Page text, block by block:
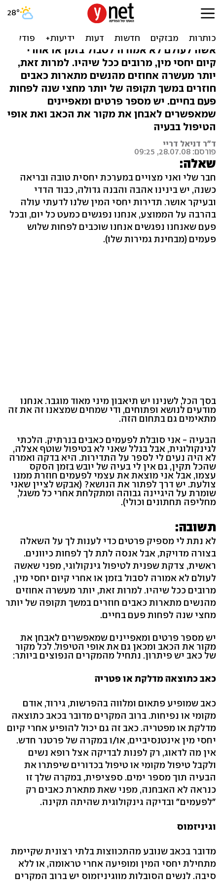
"לשנינו תיאבון מיני מוגבר,
אבל זה כואב לי"
אשה לעולם לא אמורה לסבול בזמן או אחרי
קיום יחסי מין, מרובים ככל שיהיו. למרות זאת,
יותר מעשרה אחוזים מהנשים מתארות כאבים
חוזרים במשך תקופה של יותר מחצי שנה לפחות
פעם בחיים. יש מספר פרטים ומאפיינים
שמאפשרים לאבחן את מקור את הכאב ואת אופי
הטיפול בבעיה
ד"ר דניאל דריי
פורסם: 28.07.08, 09:25
שאלה:
חבר שלי ואני מצויים במערכת יחסית טובה ובריאה
כשנה, יש בינינו אהבה והבנה גדולה, כבוד הדדי
ובעיקר אושר. תדירות יחסי המין שלנו לדעתי עולה
בהרבה על הממוצע, אנחנו נפגשים כמעט כל יום, ובכל
פעם שאנחנו נפגשים אנחנו שוכבים לפחות שלוש
פעמים (מבחינת גמירות שלו).
בסך הכל, לשנינו יש תיאבון מיני מאוד מוגבר. אנחנו
מודעים לנושא ופתוחים, ודי שמחים שמצאנו זה את זה
מתאימים גם בתחום הזה.
הבעיה - אני סובלת לפעמים כאבים בנרתיק. הלכתי
לגינקולוגית, אבל בגלל שאני לא בטיפול שוטף אצלה,
לא היה נעים לי לספר על התדירות. היא בדקה ואמרה
שהכל תקין, גם אין לי בעיה של יובש בזמן הסקס
עצמו, אבל אני מוצאת את עצמי לפעמים חוזרת ממנו
צולעת. יש דרך לפתור את הנושא? (אבקש לציין שאני
שומרת על היגיינה גבוהה ומתקלחת אחרי כל משגל,
מחליפה תחתונים וכולי).
תשובה:
לא נתת לי מספיק פרטים כדי לענות לך על השאלה
בצורה מדויקת, אבל אנסה לתת לך לפחות כיוונים.
ראשית, צדקת שפנית לטיפול גינקולוגי, מפני שאשה
לעולם לא אמורה לסבול בזמן או אחרי קיום יחסי מין,
מרובים ככל שיהיו. למרות זאת, יותר מעשרה אחוזים
מהנשים מתארות כאבים חוזרים במשך תקופה של יותר
מחצי שנה לפחות פעם בחיים.
יש מספר פרטים ומאפיינים שמאפשרים לאבחן את
מקור את הכאב ומכאן גם את אופי הטיפול. לכל מקור
של כאב יש פיתרון. נתחיל מהמקרים הנפוצים ביותר:
כאב כתוצאה מדלקת או פטריה
כאב שמופיע פתאום ומלווה בהפרשות, גירוד, אודם
מקומי או נפיחות. ברוב המקרים מדובר בכאב כתוצאה
מדלקת או מפטריה. כאב זה גם יכול להופיע אחרי קיום
יחסי מין אינטנסיביים, או/ו במקרה של פרטנר חדש.
אין מה לדאוג, רק לפנות לבדיקה אצל רופא נשים
ולקבל טיפול מקומי או טיפול בכדורים שיפתרו את
הבעיה תוך מספר ימים. ספציפית, במקרה שלך זו
כנראה לא האבחנה, מפני שאת מתארת כאבים רק
"לפעמים" ובדיקה גינקולוגית שהיתה תקינה.
וגיניזמוס
מדובר בכאב שנובע מהתכווצות בלתי רצונית שקיימת
מתחילת יחסי המין ומופיעה אחרי טראומה, או ללא
סיבה. לנשים הסובלות מווגיניזמוס יש ברוב המקרים